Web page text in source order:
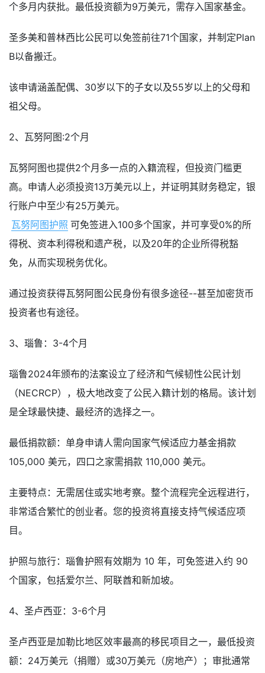
个多月内获批。最低投资额为9万美元，需存入国家基金。
圣多美和普林西比公民可以免签前往71个国家，并制定Plan
B以备搬迁。
该申请涵盖配偶、30岁以下的子女以及55岁以上的父母和
祖父母。
2、瓦努阿图:2个月
瓦努阿图也提供2个月多一点的入籍流程，但投资门槛更
高。申请人必须投资13万美元以上，并证明其财务稳定，银
行账户中至少有25万美元。
瓦努阿图护照 可免签进入100多个国家，并可享受0%的所
得税、资本利得税和遗产税，以及20年的企业所得税豁
免，从而实现税务优化。
通过投资获得瓦努阿图公民身份有很多途径--甚至加密货币
投资者也有途径。
3、瑙鲁：3-4个月
瑙鲁2024年颁布的法案设立了经济和气候韧性公民计划
（NECRCP），极大地改变了公民入籍计划的格局。该计划
是全球最快捷、最经济的选择之一。
最低捐款额：单身申请人需向国家气候适应力基金捐款
105,000 美元，四口之家需捐款 110,000 美元。
主要特点：无需居住或实地考察。整个流程完全远程进行，
非常适合繁忙的创业者。您的投资将直接支持气候适应项
目。
护照与旅行：瑙鲁护照有效期为 10 年，可免签进入约 90
个国家，包括爱尔兰、阿联酋和新加坡。
4、圣卢西亚：3-6个月
圣卢西亚是加勒比地区效率最高的移民项目之一，最低投资
额：24万美元（捐赠）或30万美元（房地产）；审批通常